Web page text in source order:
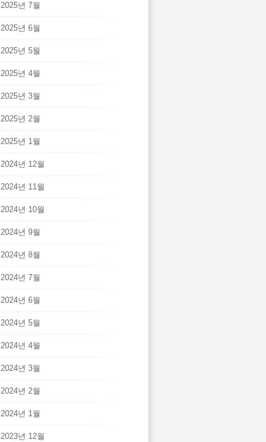
2025년 7월
2025년 6월
2025년 5월
2025년 4월
2025년 3월
2025년 2월
2025년 1월
2024년 12월
2024년 11월
2024년 10월
2024년 9월
2024년 8월
2024년 7월
2024년 6월
2024년 5월
2024년 4월
2024년 3월
2024년 2월
2024년 1월
2023년 12월